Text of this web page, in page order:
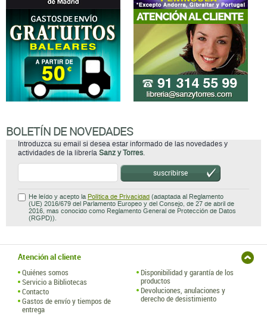
BOLETÍN DE NOVEDADES
Introduzca su email si desea estar informado de las novedades y
actividades de la librería Sanz y Torres.
suscribirse
He leído y acepto la Política de Privacidad (adaptada al Reglamento
(UE) 2016/679 del Parlamento Europeo y del Consejo, de 27 de abril de
2016, mas conocido como Reglamento General de Protección de Datos
(RGPD)).
Atención al cliente
Quiénes somos
Servicio a Bibliotecas
Contacto
Gastos de envío y tiempos de
entrega
Disponibilidad y garantía de los
productos
Devoluciones, anulaciones y
derecho de desistimiento